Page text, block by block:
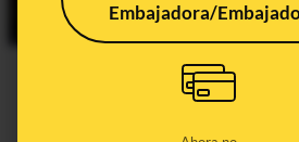
Embajadora/
De MAR y González
Ortiz: cronología del
fiscal general del Estado